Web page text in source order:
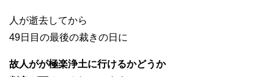
人が逝去してから
49日目の最後の裁きの日に
故人がが極楽浄土に行けるかどうか